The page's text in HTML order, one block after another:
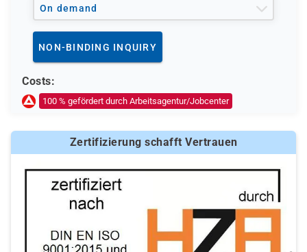
On demand
NON-BINDING INQUIRY
Costs:
100 % gefördert durch Arbeitsagentur/Jobcenter
Zertifizierung schafft Vertrauen